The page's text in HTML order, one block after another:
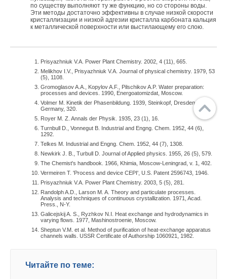
по существу выполняют ту же функцию, но со стороны воды.
Эти методы достаточно эффективны в случае низкой скорости
кристаллизации и низкой адгезии кристалла карбоната кальция
к металлической поверхности или выстилающему его слою.
Prisyazhniuk V.A. Power Plant Chemistry. 2002, 4 (11), 665.
Melikhov I.V., Prisyazhniuk V.A. Journal of physical chemistry. 1979, 53
(5), 1108.
Gromoglasov A.A., Kopylov A.F., Pilschikov A.P. Water preparation:
processes and devices. 1990, Energoatomizdat, Moscow.
Volmer M. Kinetik der Phasenbildung. 1939, Steinkopf, Dresden,
Germany, 320.
Royer M. Z. Annals der Physik. 1935, 23 (1), 16.
Turnbull D., Vonnegut B. Industrial and Engng. Chem. 1952, 44 (6),
1292.
Telkes M. Industrial and Engng. Chem. 1952, 44 (7), 1308.
Newkirk J. B., Turbull D. Journal of Applied physics. 1955, 26 (5), 579.
The Chemist's handbook. 1966, Khimia, Moscow-Leningrad, v. 1, 402.
Vermeiren T. 'Process and device СЕРI', U.S. Patent 2596743, 1946.
Prisyazhniuk V.A. Power Plant Chemistry. 2003, 5 (5), 281.
Randolph A.D., Larson M. A. Theory and particulate processes.
Analysis and techniques of continuous crystallization. 1971, Acad.
Press., N-Y.
Galicejskij A. S., Ryzhkov N.I. Heat exchange and hydrodynamics in
varying flows. 1977, Mashinostroenie, Moscow.
Sheptun V.M. et al. Method of purification of heat-exchange apparatus
channels walls. USSR Certificate of Authorship 1060921, 1982.
Читайте по теме: